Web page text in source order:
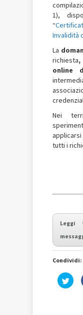
1),
“
Invalidità
La
richiesta,
online
Nei
tutti i
Condividi:
Fai
clic